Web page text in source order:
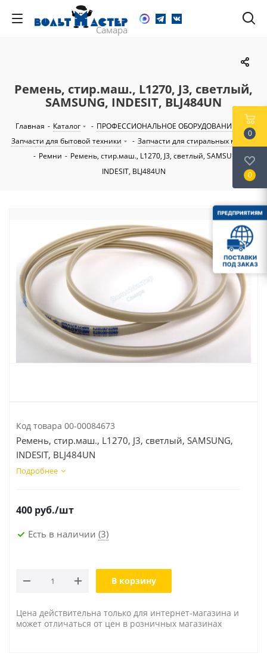
Ремень, стир.маш., L1270, J3, светлый,
SAMSUNG, INDESIT, BLJ484UN
Главная - Каталог - ПРОФЕССИОНАЛЬНОЕ ОБОРУДОВАНИЕ
-
Запчасти для бытовой техники
- Запчасти для стиральных машин
- Ремни - Ремень, стир.маш., L1270, J3, светлый, SAMSUNG,
INDESIT, BLJ484UN
Код товара 00-00084673
Ремень, стир.маш., L1270, J3, светлый, SAMSUNG,
INDESIT, BLJ484UN
Подробнее
400 руб./шт
Есть в наличии (3)
В корзину
Цена действительна только для интернет-магазина и
может отличаться от цен в розничных магазинах
0
0